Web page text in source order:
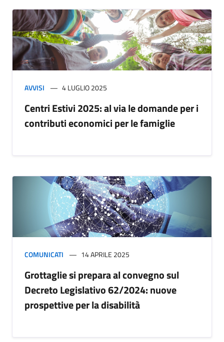
AVVISI 4 LUGLIO 2025
Centri Estivi 2025: al via le domande per i
contributi economici per le famiglie
COMUNICATI 14 APRILE 2025
Grottaglie si prepara al convegno sul
Decreto Legislativo 62/2024: nuove
prospettive per la disabilità